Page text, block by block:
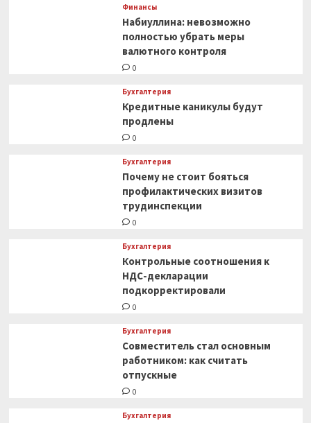
Финансы
Набиуллина: невозможно
полностью убрать меры
валютного контроля
0
Бухгалтерия
Кредитные каникулы будут
продлены
0
Бухгалтерия
Почему не стоит бояться
профилактических визитов
трудинспекции
0
Бухгалтерия
Контрольные соотношения к
НДС-декларации
подкорректировали
0
Бухгалтерия
Совместитель стал основным
работником: как считать
отпускные
0
Бухгалтерия